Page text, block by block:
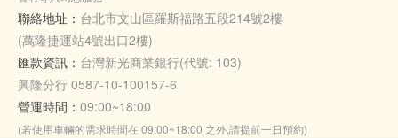
聯絡地址： 台北市文山區羅斯福路五段214號2樓
(萬隆捷運站4號出口2樓)
匯款資訊： 台灣新光商業銀行(代號: 103)
興隆分行 0587-10-100157-6
營運時間： 09:00~18:00
(若使用車輛的需求時間在 09:00~18:00 之外,請提前一日預約)